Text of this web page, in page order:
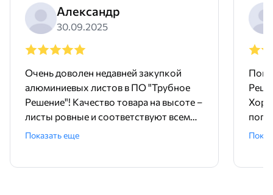
Александр
30.09.2025
Очень доволен недавней закупкой
алюминиевых листов в ПО "Трубное
Решение"! Качество товара на высоте –
листы ровные и соответствуют всем
требованиям. Доставка была очень
Показать еще